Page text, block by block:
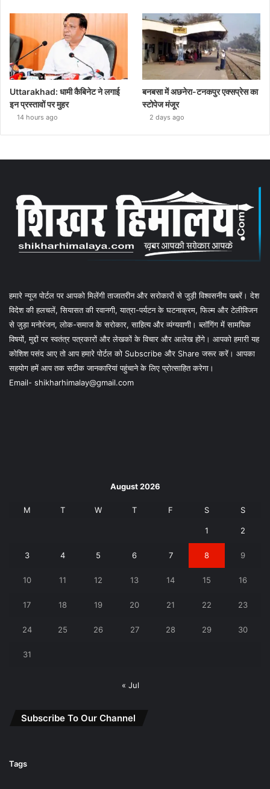
Uttarakhad: धामी कैबिनेट ने लगाई
इन प्रस्तावों पर मुहर
14 hours ago
बनबसा में अछनेरा-टनकपुर एक्सप्रेस का
स्टोपेज मंजूर
2 days ago
हमारे न्यूज पोर्टल पर आपको मिलेंगी ताजातरीन और सरोकारों से जुड़ी विश्वसनीय खबरें। देश
विदेश की हलचलें, सियासत की रवानगी, यात्रा-पर्यटन के घटनाक्रम, फिल्म और टेलीविजन
से जुड़ा मनोरंजन, लोक-समाज के सरोकार, साहित्य और व्यंग्यवाणी। ब्लॉगिंग में सामयिक
विषयों, मुद्दों पर स्वतंत्र पत्रकारों और लेखकों के विचार और आलेख होंगे। आपको हमारी यह
कोशिश पसंद आए तो आप हमारे पोर्टल को Subscribe और Share जरूर करें। आपका
सहयोग हमें आप तक सटीक जानकारियां पहुंचाने के लिए प्रोत्साहित करेगा।
Email- shikharhimalay@gmail.com
August 2026
M T W T F S S
1 2
3 4 5 6 7 8 9
10 11 12 13 14 15 16
17 18 19 20 21 22 23
24 25 26 27 28 29 30
31
« Jul
Subscribe To Our Channel
Tags